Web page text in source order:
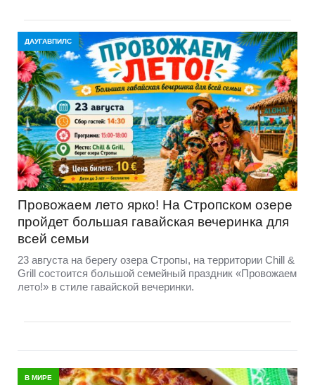
ДАУГАВПИЛС
Провожаем лето ярко! На Стропском озере
пройдет большая гавайская вечеринка для
всей семьи
23 августа на берегу озера Стропы, на территории Chill &
Grill состоится большой семейный праздник «Провожаем
лето!» в стиле гавайской вечеринки.
В МИРЕ